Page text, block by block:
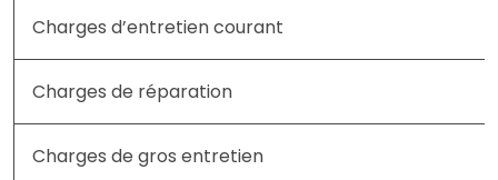
Charges d’entretien courant
Charges de réparation
Charges de gros entretien